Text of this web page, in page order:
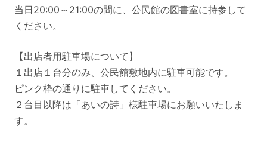
当日20:00～21:00の間に、公民館の図書室に持参して
ください。
【出店者用駐車場について】
１出店１台分のみ、公民館敷地内に駐車可能です。
ピンク枠の通りに駐車してください。
２台目以降は「あいの詩」様駐車場にお願いいたしま
す。